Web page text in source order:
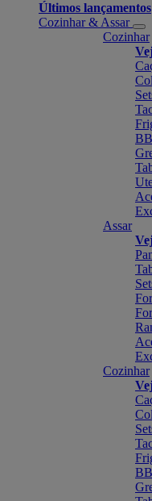
Últimos lançamentos
Cozinhar & Assar
Cozinhar
Assar
Cozinhar